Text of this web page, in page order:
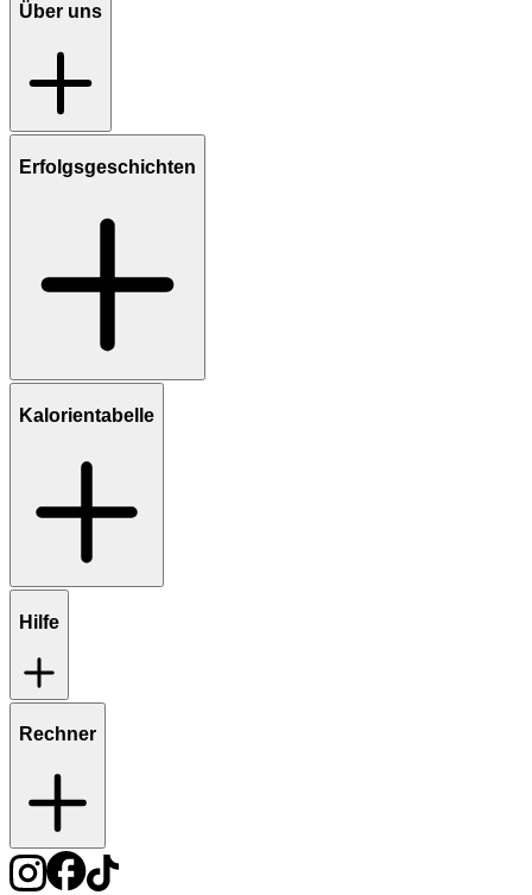
Über uns
Erfolgsgeschichten
Kalorientabelle
Hilfe
Rechner